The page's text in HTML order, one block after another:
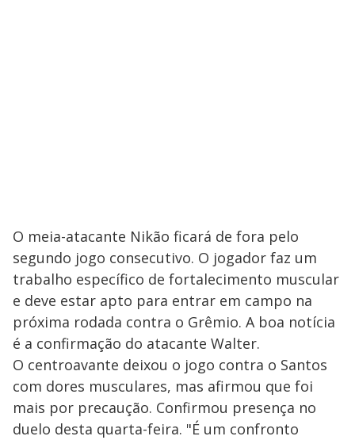
O meia-atacante Nikão ficará de fora pelo
segundo jogo consecutivo. O jogador faz um
trabalho específico de fortalecimento muscular
e deve estar apto para entrar em campo na
próxima rodada contra o Grêmio. A boa notícia
é a confirmação do atacante Walter.
O centroavante deixou o jogo contra o Santos
com dores musculares, mas afirmou que foi
mais por precaução. Confirmou presença no
duelo desta quarta-feira. "É um confronto